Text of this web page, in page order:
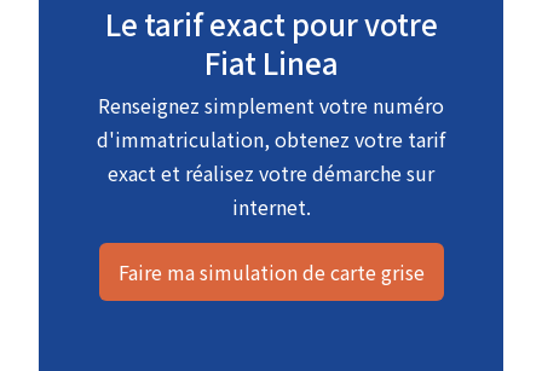
Le tarif exact pour votre
Fiat Linea
Renseignez simplement votre numéro
d'immatriculation, obtenez votre tarif
exact et réalisez votre démarche sur
internet.
Faire ma simulation de carte grise